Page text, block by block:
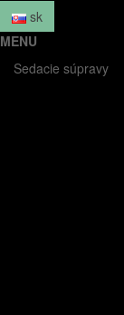
sk
MENU
Sedacie súpravy